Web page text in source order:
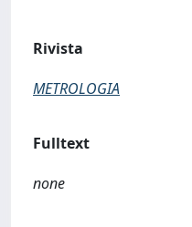
Rivista
METROLOGIA
Fulltext
none